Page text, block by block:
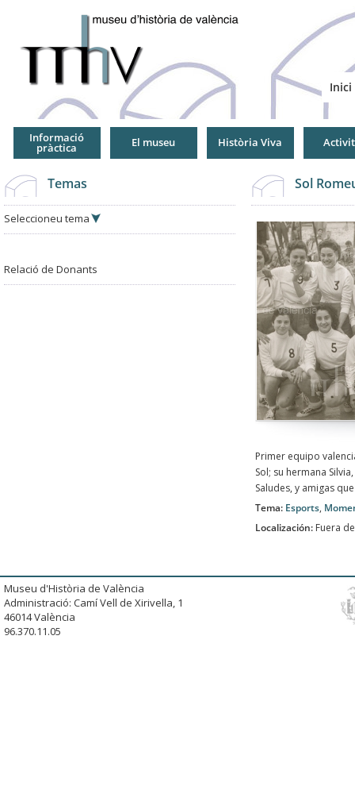
Inici
Informació
pràctica El museu Història Viva
Temas
Seleccioneu tema
Relació de Donants
Sol
Primer equipo
Sol; su hermana
Saludes, y amigas
Tema: Esports,
Localización: Fuera
Museu d'Història de València
Administració: Camí Vell de Xirivella, 1
46014 València
96.370.11.05